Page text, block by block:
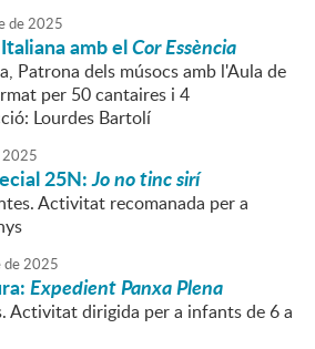
de2025
amb elCor Essència
Patrona dels músocs amb l'Aula de
per 50 cantaires i 4
Lourdes Bartolí
2025
25N:Jo no tinc sirí
Activitat recomanada per a
de2025
Expedient Panxa Plena
Activitat dirigida per a infants de 6 a